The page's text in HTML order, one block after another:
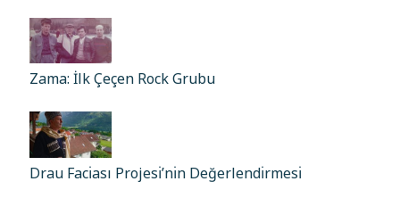
Zama: İlk Çeçen Rock Grubu
Drau Facı̇ası Projesı̇’nı̇n Değerlendı̇rmesı̇